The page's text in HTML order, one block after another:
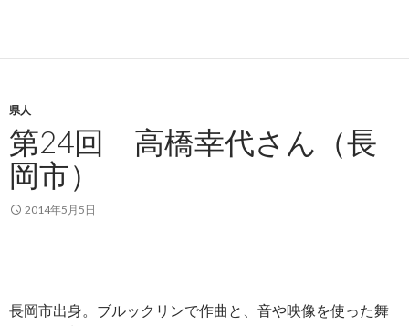
県人
第24回 高橋幸代さん（長
岡市）
2014年5月5日
長岡市出身。ブルックリンで作曲と、音や映像を使った舞